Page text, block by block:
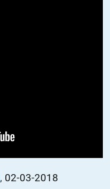
, 02-03-2018